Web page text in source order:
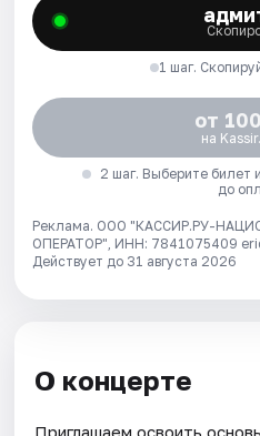
1 шаг.
от
на
2 шаг. Выберите билет
до
Реклама. ООО "КАССИР.РУ-
ОПЕРАТОР", ИНН: 7841075409
Действует до 31 августа 2026
О концерте
Приглашаем освоить